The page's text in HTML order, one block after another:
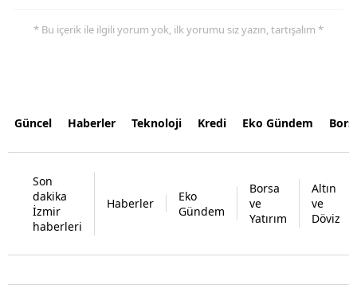
* Bu içerik ile ilgili yorum yok, ilk yorumu siz yazın, tartışalım *
Güncel Haberler Teknoloji Kredi Eko Gündem
Son
dakika
İzmir
haberleri
Haberler
Eko
Gündem
Borsa
ve
Yatırım
Altın
ve
Döviz